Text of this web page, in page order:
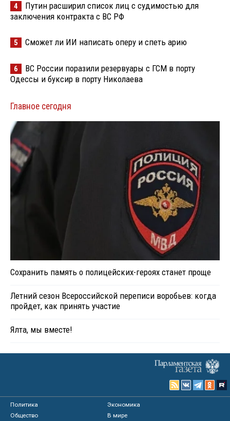
4
Путин расширил список лиц с судимостью для
заключения контракта с ВС РФ
5 Сможет ли ИИ написать оперу и спеть арию
6
ВС России поразили резервуары с ГСМ в порту
Одессы и буксир в порту Николаева
Главное сегодня
Сохранить память о полицейских-героях станет проще
Летний сезон Всероссийской переписи воробьев: когда
пройдет, как принять участие
Ялта, мы вместе!
Политика
Экономика
Общество
В мире